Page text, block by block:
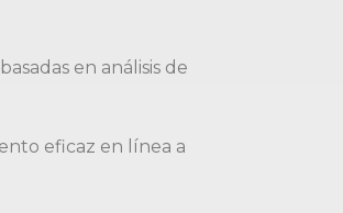
en análisis de
eficaz en línea a